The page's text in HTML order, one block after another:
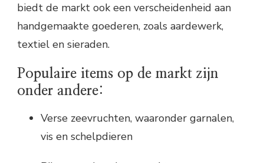
biedt de markt ook een verscheidenheid aan
handgemaakte goederen, zoals aardewerk,
textiel en sieraden.
Populaire items op de markt zijn
onder andere:
Verse zeevruchten, waaronder garnalen,
vis en schelpdieren